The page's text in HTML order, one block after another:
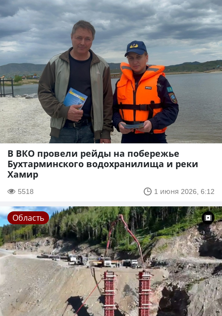
В ВКО провели рейды на побережье
Бухтарминского водохранилища и реки
Хамир
5518 1 июня 2026, 6:12
Область